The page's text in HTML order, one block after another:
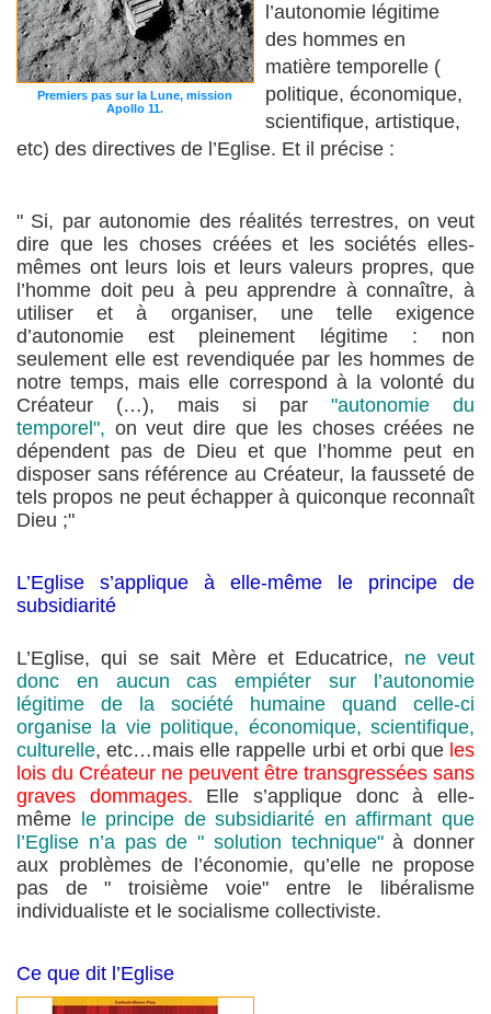
Premiers pas sur la Lune, mission
Apollo 11.
l’autonomie légitime
des hommes en
matière temporelle (
politique, économique,
scientifique, artistique,
etc) des directives de l’Eglise. Et il précise :
" Si, par autonomie des réalités terrestres, on veut
dire que les choses créées et les sociétés elles-
mêmes ont leurs lois et leurs valeurs propres, que
l’homme doit peu à peu apprendre à connaître, à
utiliser et à organiser, une telle exigence
d’autonomie est pleinement légitime : non
seulement elle est revendiquée par les hommes de
notre temps, mais elle correspond à la volonté du
Créateur (…), mais si par "autonomie du
temporel", on veut dire que les choses créées ne
dépendent pas de Dieu et que l’homme peut en
disposer sans référence au Créateur, la fausseté de
tels propos ne peut échapper à quiconque reconnaît
Dieu ;"
L’Eglise s’applique à elle-même le principe de
subsidiarité
L’Eglise, qui se sait Mère et Educatrice, ne veut
donc en aucun cas empiéter sur l’autonomie
légitime de la société humaine quand celle-ci
organise la vie politique, économique, scientifique,
culturelle, etc…mais elle rappelle urbi et orbi que les
lois du Créateur ne peuvent être transgressées sans
graves dommages. Elle s’applique donc à elle-
même
le principe de subsidiarité en affirmant que
l’Eglise n’a pas de " solution technique"à donner
aux problèmes de l’économie, qu’elle ne propose
pas de " troisième voie" entre le libéralisme
individualiste et le socialisme collectiviste.
Ce que dit l’Eglise